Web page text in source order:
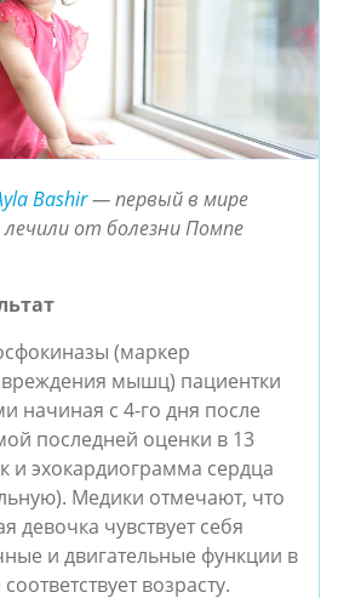
Bashir— первый в мире
лечили от болезни Помпе
(маркер
мышц) пациентки
начиная с 4-го дня после
последней оценки в 13
и эхокардиограмма сердца
Медики отмечают, что
девочка чувствует себя
и двигательные функции в
возрасту.